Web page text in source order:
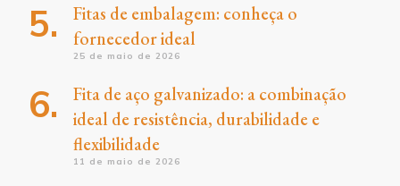
Fitas de embalagem: conheça o
fornecedor ideal
25 de maio de 2026
Fita de aço galvanizado: a combinação
ideal de resistência, durabilidade e
flexibilidade
11 de maio de 2026